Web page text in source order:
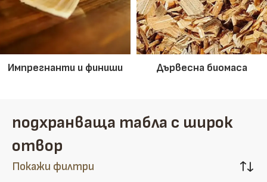
Импрегнанти и финиши Дървесна биомаса
подхранваща табла с широк
отвор
Покажи филтри